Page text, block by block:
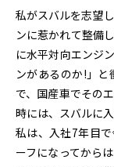
私がスバルを志望
ンに惹かれて整備
に水平対向エンジ
ンがあるのか!」
で、国産車でその
時には、スバルに
私は、入社7年目
ーフになってから